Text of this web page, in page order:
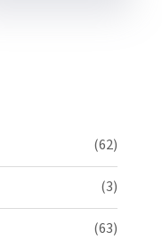
(62)
(3)
(63)